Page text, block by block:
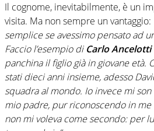
Il cognome, inevitabilmente, è un
visita. Ma non sempre un vantaggio:
semplice se avessimo pensato ad
Faccio l’esempio di Carlo Ancelotti
panchina il figlio già in giovane età.
stati dieci anni insieme, adesso
squadra al mondo. Io invece mi
mio padre, pur riconoscendo in
non mi voleva come secondo: per